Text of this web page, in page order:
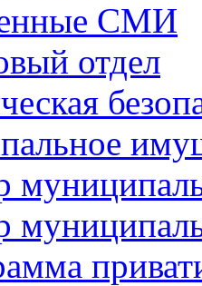
СМИ
отдел